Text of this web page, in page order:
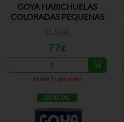
GOYA HABICHUELAS
COLORADAS PEQUENAS
15.5 OZ
Límite 24 por orden
77¢
ESPECIAL